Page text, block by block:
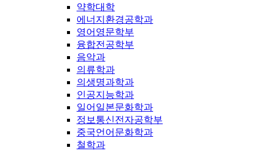
약학대학
에너지환경공학과
영어영문학부
융합전공학부
음악과
의류학과
의생명과학과
인공지능학과
일어일본문화학과
정보통신전자공학부
중국언어문화학과
철학과